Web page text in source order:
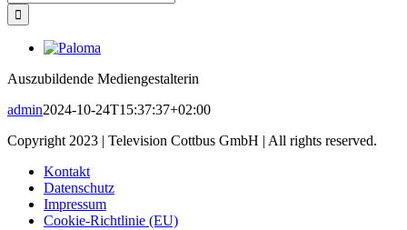
nach:
Zeige
Bild
Auszubildende Mediengestalterin
admin2024-10-24T15:37:37+02:00
Copyright 2023 | Television Cottbus GmbH | All rights reserved.
Kontakt
Datenschutz
Impressum
Cookie-Richtlinie (EU)